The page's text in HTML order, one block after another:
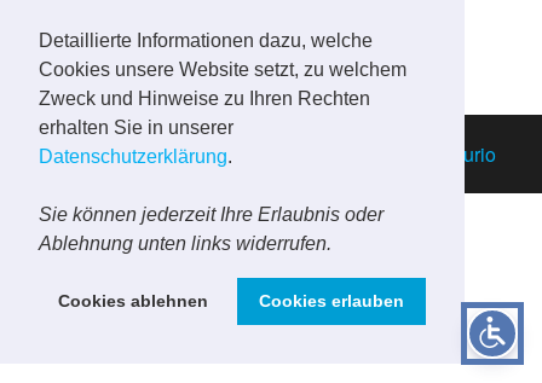
Detaillierte Informationen dazu, welche
Cookies unsere Website setzt, zu welchem
Zweck und Hinweise zu Ihren Rechten
erhalten Sie in unserer
Datenschutzerklärung.
Sie können jederzeit Ihre Erlaubnis oder
Ablehnung unten links widerrufen.
Cookies ablehnen Cookies erlauben
Vorherige 1 2
Mit Stolz präsentiert von Futurio